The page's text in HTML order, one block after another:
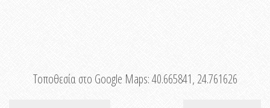
Τοποθεσία στο Google Maps:40.665841, 24.761626